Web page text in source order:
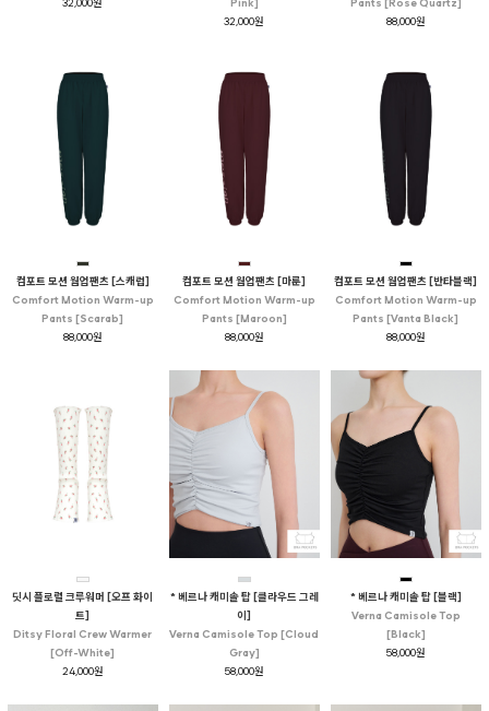
32,000원
88,000원
컴포트 모션 웜업팬츠 [스캐럽]
Comfort Motion Warm-up
Pants [Scarab]
88,000원
컴포트 모션 웜업팬츠 [마룬]
Comfort Motion Warm-up
Pants [Maroon]
88,000원
컴포트 모션 웜업팬츠 [반타블랙]
Comfort Motion Warm-up
Pants [Vanta Black]
88,000원
딧시 플로럴 크루워머 [오프 화이
트]
Ditsy Floral Crew Warmer
[Off-White]
24,000원
* 베르나 캐미솔 탑 [클라우드 그레
이]
Verna Camisole Top [Cloud
Gray]
58,000원
* 베르나 캐미솔 탑 [블랙]
Verna Camisole Top
[Black]
58,000원